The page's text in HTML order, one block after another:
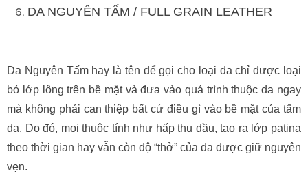
DA NGUYÊN TẤM / FULL GRAIN LEATHER
Da Nguyên Tấm hay là tên để gọi cho loại da chỉ được loại
bỏ lớp lông trên bề mặt và đưa vào quá trình thuộc da ngay
mà không phải can thiệp bất cứ điều gì vào bề mặt của tấm
da. Do đó, mọi thuộc tính như hấp thụ dầu, tạo ra lớp patina
theo thời gian hay vẫn còn độ “thở” của da được giữ nguyên
vẹn.